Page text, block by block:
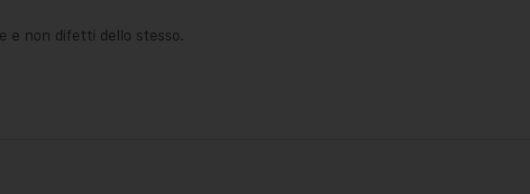
e non difetti dello stesso.